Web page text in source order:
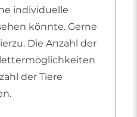
individuelle
könnte. Gerne
Die Anzahl der
der Tiere